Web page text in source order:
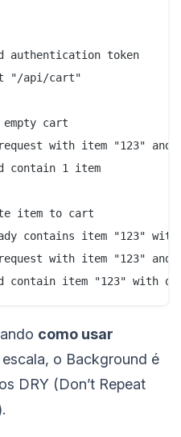
authentication token
"/api/cart"
empty cart
with item "123" and
contain 1 item
item to cart
contains item "123"
with item "123" and
como usar
escala, o Background é
DRY (Don’t Repeat